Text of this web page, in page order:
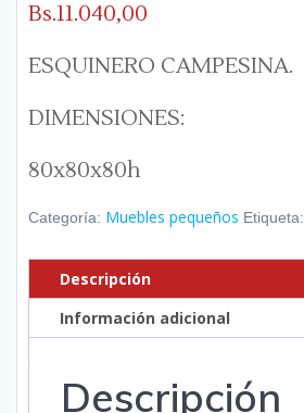
Bs.11.040,00
ESQUINERO CAMPESINA.
DIMENSIONES:
80x80x80h
Categoría: Muebles pequeños Etiqueta:
Descripción
Información adicional
Descripción